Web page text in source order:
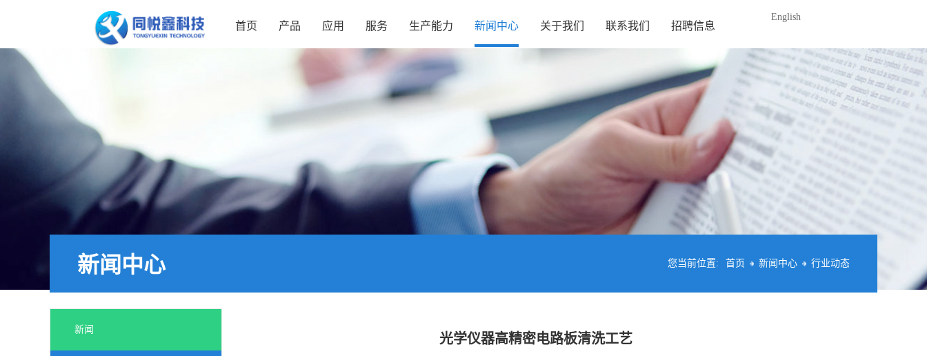
首页 产品 应用 服务 生产能力 新闻中心 关于我们 联系我们 招聘信息
English
您当前位置: 首页 新闻中心 行业动态
新闻中心
新闻
光学仪器高精密电路板清洗工艺